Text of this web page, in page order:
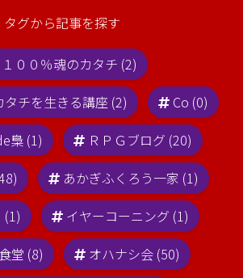
タグから記事を探す
１００％魂のカタチ (2)
チを生きる講座 (2)
Co (0)
梟 (1)
ＲＰＧブログ (20)
あかぎふくろう一家 (1)
(1)
イヤーコーニング (1)
堂 (8)
オハナシ会 (50)